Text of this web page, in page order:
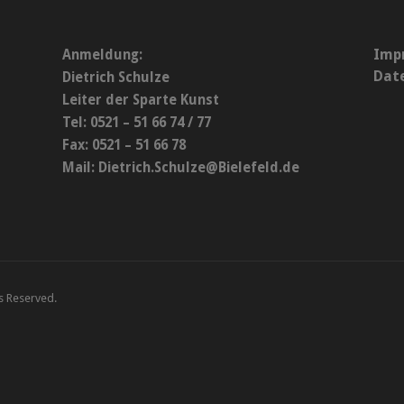
Anmeldung:
Dietrich Schulze
Leiter der Sparte Kunst
Tel: 0521 – 51 66 74 / 77
Fax: 0521 – 51 66 78
Mail: Dietrich.Schulze@Bielefeld.de
Reserved.